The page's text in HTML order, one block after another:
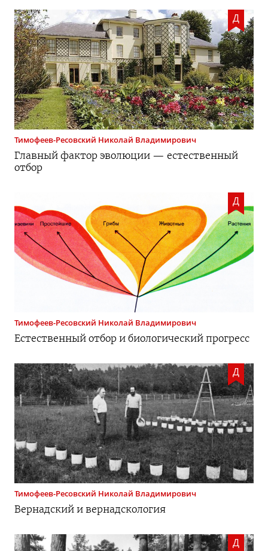
Д
Тимофеев-Ресовский Николай Владимирович
Главный фактор эволюции — естественный
отбор
Д
Тимофеев-Ресовский Николай Владимирович
Естественный отбор и биологический прогресс
Д
Тимофеев-Ресовский Николай Владимирович
Вернадский и вернадскология
Д